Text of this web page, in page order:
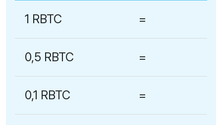
1 RBTC =
0,5 RBTC =
0,1 RBTC =